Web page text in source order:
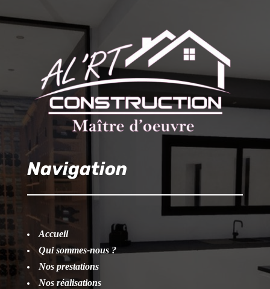
Navigation
Accueil
Qui sommes-nous ?
Nos prestations
Nos réalisations